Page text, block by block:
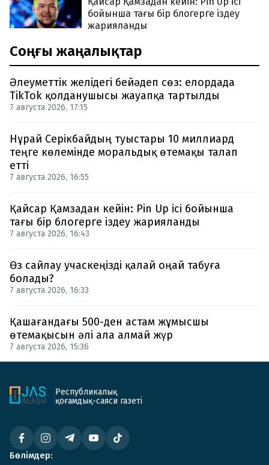
бойынша тағы бір блогерге іздеу
жарияланды
Соңғы жаңалықтар
Әлеуметтік желідегі бейәдеп сөз: елордада
TikTok қолданушысы жауапқа тартылды
7 августа 2026, 17:15
Нұрай Серікбайдың туыстары 10 миллиард
теңге көлемінде моральдық өтемақы талап
етті
7 августа 2026, 16:55
Қайсар Қамзадан кейін: Pin Up ісі бойынша
тағы бір блогерге іздеу жарияланды
7 августа 2026, 16:43
Өз сайлау учаскеңізді қалай оңай табуға
болады?
7 августа 2026, 16:33
Қашағандағы 500-ден астам жұмысшы
өтемақысын әлі ала алмай жүр
7 августа 2026, 15:36
Республикалық
қоғамдық-саяси газеті
Бөлімдер: